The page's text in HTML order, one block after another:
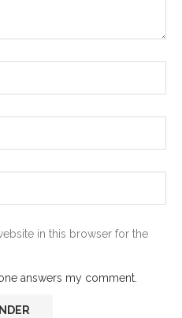
in this browser for the
answers my comment.